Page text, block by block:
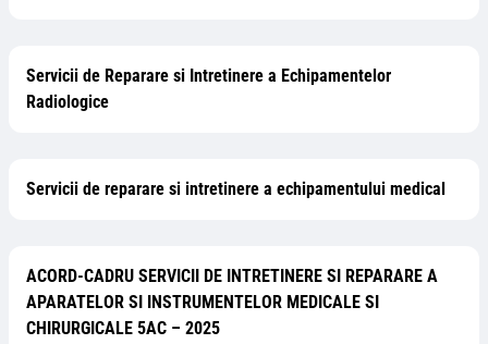
Servicii de Reparare si Intretinere a Echipamentelor
Radiologice
Servicii de reparare si intretinere a echipamentului medical
ACORD-CADRU SERVICII DE INTRETINERE SI REPARARE A
APARATELOR SI INSTRUMENTELOR MEDICALE SI
CHIRURGICALE 5AC – 2025